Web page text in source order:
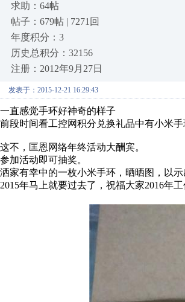
求助：64帖
帖子：679帖 | 7271回
年度积分：3
历史总积分：32156
注册：2012年9月27日
发表于：2015-12-21 16:29:43
一直感觉手环好神奇的样子
前段时间看工控网积分兑换礼品中有小米
这不，匡恩网络年终活动大酬宾。
参加活动即可抽奖。
洒家有幸中的一枚小米手环，晒晒图，以
2015年马上就要过去了，祝福大家2016年